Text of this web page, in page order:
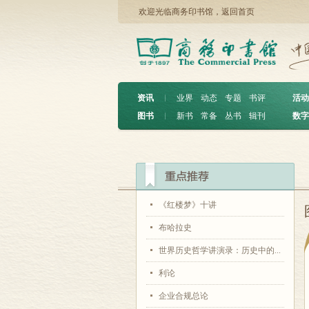
欢迎光临商务印书馆， 返回首页
资讯 ︱ 业界 动态 专题
书评
图书
︱ 新书 常备 丛书 辑刊
活动
数字
《红楼梦》十讲
布哈拉史
世界历史哲学讲演录：历史中的...
利论
企业合规总论